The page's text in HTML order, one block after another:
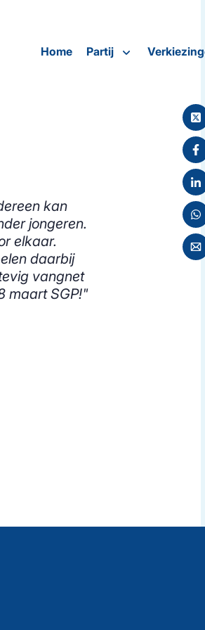
Home Partij
kan
jongeren.
elkaar.
daarbij
vangnet
maart SGP!"